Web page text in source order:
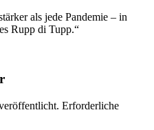
als jede Pandemie – in
Rupp di Tupp.“
Erforderliche